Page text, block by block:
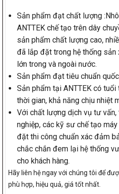
Sản phẩm đạt chất lượng
ANTTEK chế tạo trên dây
sản phẩm chất lượng cao,
đã lắp đặt trong hệ thống sản
lớn trong và ngoài nước.
Sản phẩm đạt tiêu chuẩn
Sản phẩm tại ANTTEK có
thời gian, khả năng chịu nhiệt
Với chất lượng dịch vụ tư vấn,
nghiệp, các kỹ sư chế tạo
đặt thi công chuẩn xác đảm
chắc chắn đem lại hệ thống
cho khách hàng.
Hãy liên hệ ngay với chúng tôi để
phù hợp, hiệu quả, giá tốt nhất.